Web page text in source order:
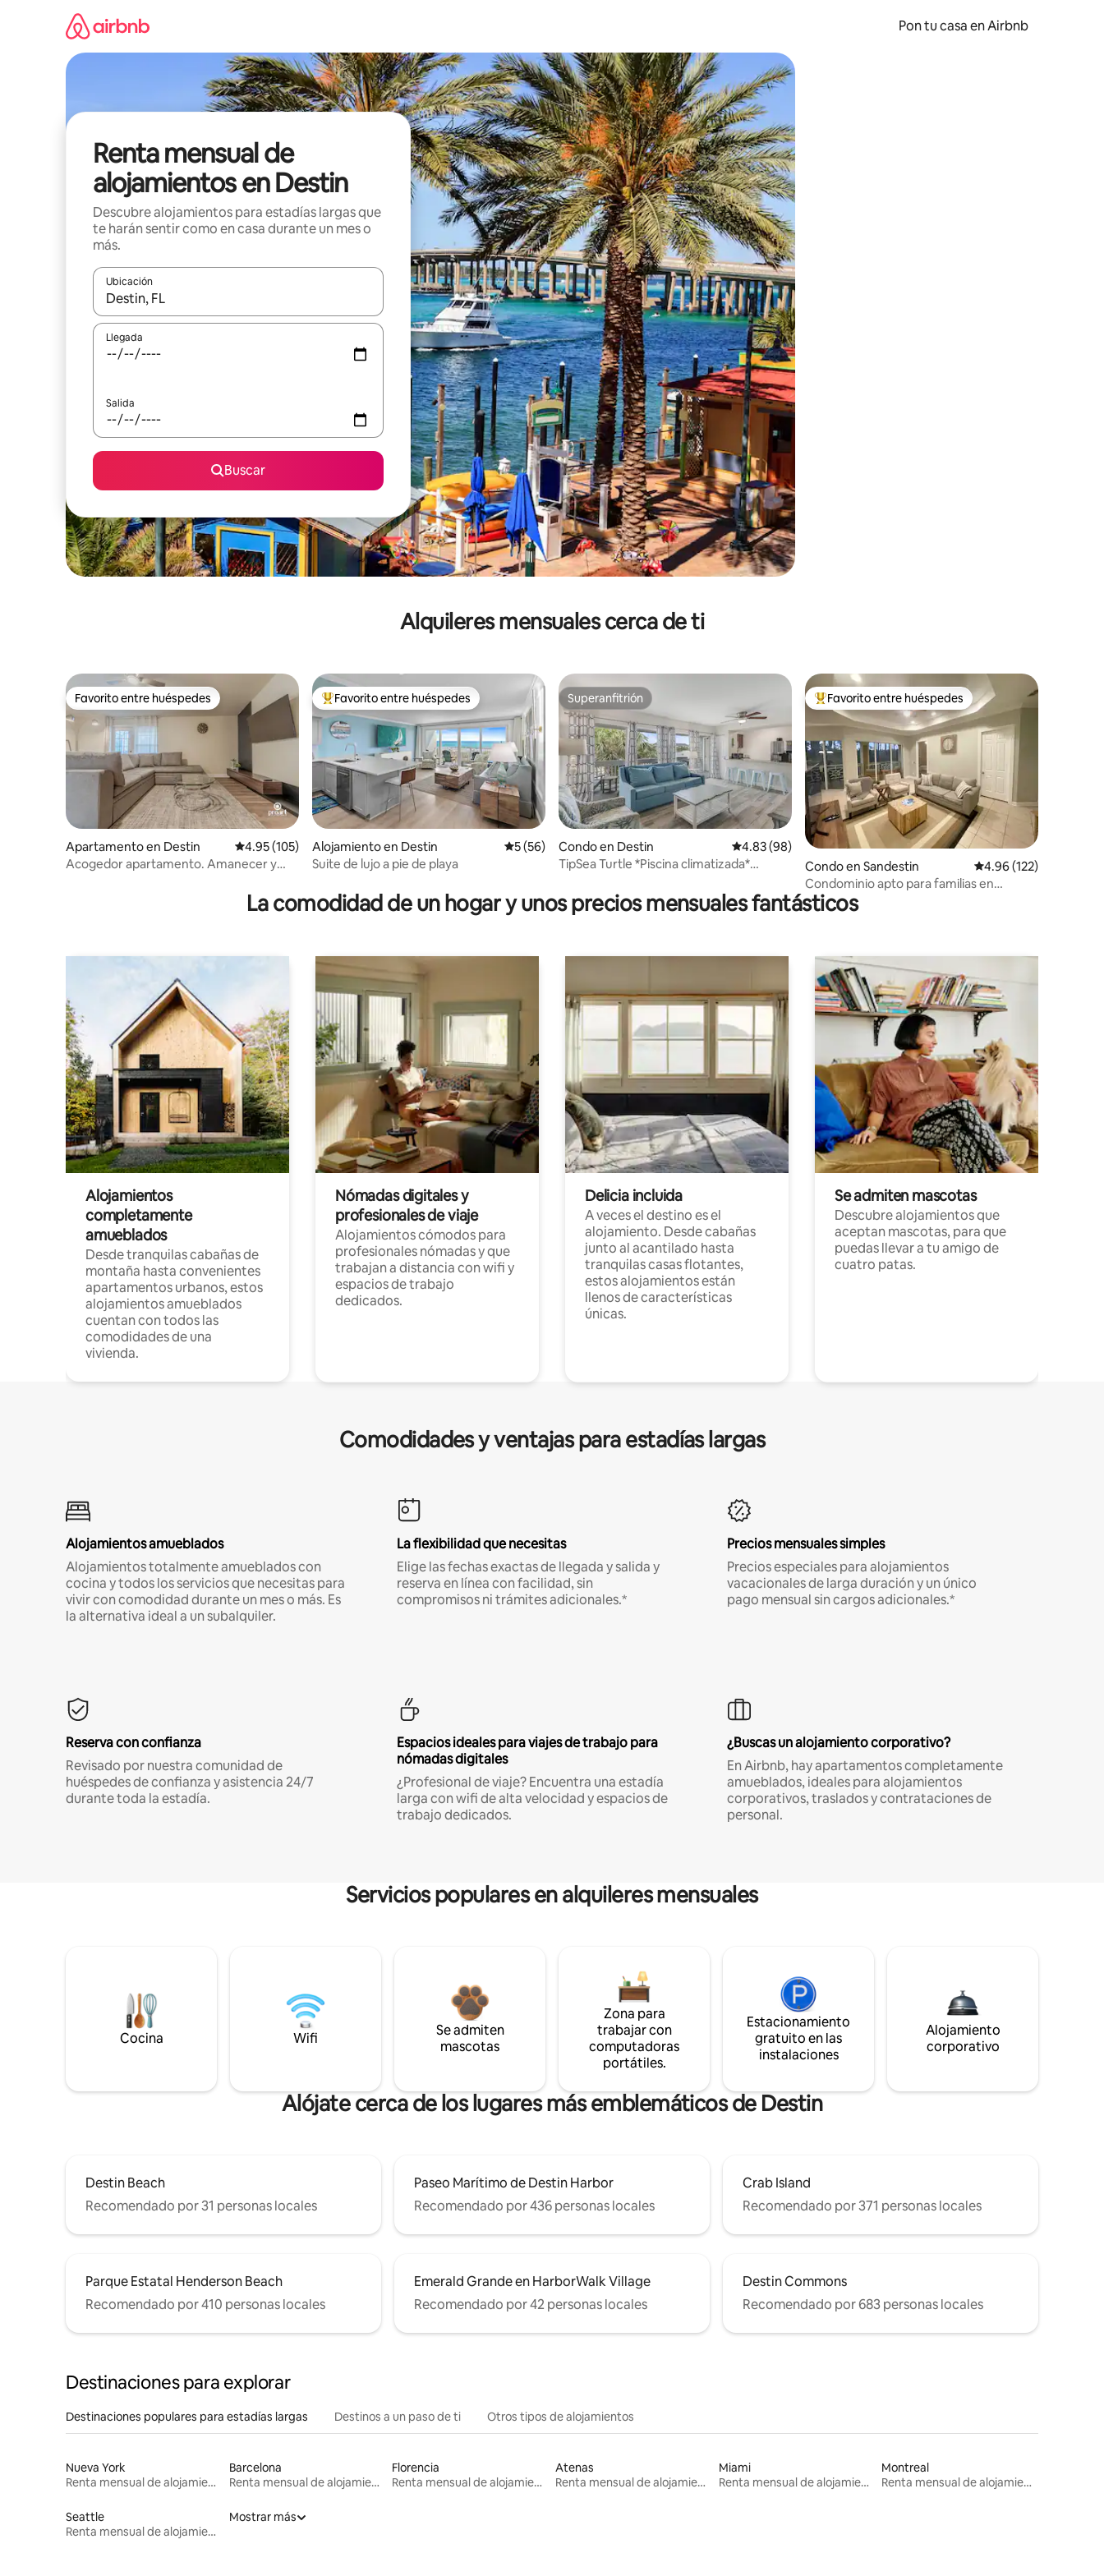
Pon tu casa en Airbnb
Renta mensual de
alojamientos en Destin
Descubre alojamientos para estadías largas que
te harán sentir como en casa durante un mes o
más.
Ubicación
Cuando los resultados estén disponibles, navega con las teclas de flecha hacia arriba y hacia abajo o explora con el tacto o desliza el dedo.
Llegada
Salida
Buscar
Alquileres mensuales cerca de ti
Favorito entre huéspedes
Favorito entre huéspedes
Apartamento en Destin Calificación promedio: 4.95 de 5, 105 reseñas
4.95 (105)
Acogedor apartamento. Amanecer y
Favorito entre huéspedes preferido
Favorito entre huéspedes
Alojamiento en Destin Calificación promedio: 5 de 5, 56 reseñas
5 (56)
Suite de lujo a pie de playa
Superanfitrión
Superanfitrión
Condo en Destin Calificación promedio: 4.83 de 5, 98 reseñas
4.83 (98)
TipSea Turtle *Piscina climatizada*
Favorito entre huéspedes preferido
Favorito entre huéspedes
Condo en Sandestin Calificación promedio:
4.96 (122)
Condominio apto para familias en
Sandestin
La comodidad de un hogar y unos precios mensuales fantásticos
Alojamientos
completamente
amueblados
Desde tranquilas cabañas de
montaña hasta convenientes
apartamentos urbanos, estos
alojamientos amueblados
cuentan con todos las
comodidades de una
vivienda.
Nómadas digitales y
profesionales de viaje
Alojamientos cómodos para
profesionales nómadas y que
trabajan a distancia con wifi y
espacios de trabajo
dedicados.
Delicia incluida
A veces el destino es el
alojamiento. Desde cabañas
junto al acantilado hasta
tranquilas casas flotantes,
estos alojamientos están
llenos de características
únicas.
Se admiten mascotas
Descubre alojamientos que
aceptan mascotas, para que
puedas llevar a tu amigo de
cuatro patas.
Comodidades y ventajas para estadías largas
Alojamientos amueblados
Alojamientos totalmente amueblados con
cocina y todos los servicios que necesitas para
vivir con comodidad durante un mes o más. Es
la alternativa ideal a un subalquiler.
La flexibilidad que necesitas
Elige las fechas exactas de llegada y salida y
reserva en línea con facilidad, sin
compromisos ni trámites adicionales.*
Precios mensuales simples
Precios especiales para alojamientos
vacacionales de larga duración y un único
pago mensual sin cargos adicionales.*
Reserva con confianza
Revisado por nuestra comunidad de
huéspedes de confianza y asistencia 24/7
durante toda la estadía.
Espacios ideales para viajes de trabajo para
nómadas digitales
¿Profesional de viaje? Encuentra una estadía
larga con wifi de alta velocidad y espacios de
trabajo dedicados.
¿Buscas un alojamiento corporativo?
En Airbnb, hay apartamentos completamente
amueblados, ideales para alojamientos
corporativos, traslados y contrataciones de
personal.
Servicios populares en alquileres mensuales
Cocina Wifi
Se admiten
mascotas
Zona para
trabajar con
computadoras
portátiles.
Estacionamiento
gratuito en las
instalaciones
Alojamiento
corporativo
Alójate cerca de los lugares más emblemáticos de Destin
Destin Beach
Recomendado por 31 personas locales
Paseo Marítimo de Destin Harbor
Recomendado por 436 personas locales
Crab Island
Recomendado por 371 personas locales
Parque Estatal Henderson Beach
Recomendado por 410 personas locales
Emerald Grande en HarborWalk Village
Recomendado por 42 personas locales
Destin Commons
Recomendado por 683 personas locales
Destinaciones para explorar
Destinaciones populares para estadías largas Destinos a un paso de ti Otros tipos de alojamientos
Nueva York
Renta mensual de alojamientos
Barcelona
Renta mensual de alojamientos
Florencia
Renta mensual de alojamientos
Atenas
Renta mensual de alojamientos
Miami
Renta mensual de alojamientos
Montreal
Renta mensual de alojamientos
Seattle
Renta mensual de alojamientos
Mostrar más